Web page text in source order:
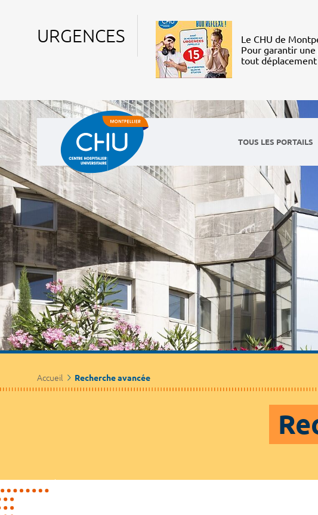
URGENCES
Le CHU de
Pour garantir une
tout déplacement
TOUS LES PORTAILS
Accueil Recherche avancée